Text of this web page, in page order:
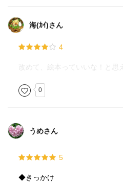
海(ｶｲ)さん
4
改めて、絵本っていいな！と思
0
うめさん
5
◆きっかけ